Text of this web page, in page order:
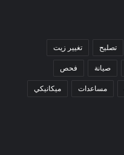
تصليح تغيير زيت
صيانة فحص
مساعدات ميكانيكي